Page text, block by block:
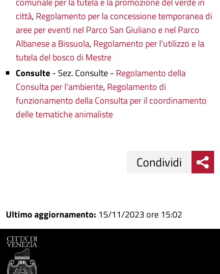
città, Regolamento per la concessione temporanea di
aree per eventi nel Parco San Giuliano e nel Parco
Albanese a Bissuola, Regolamento per l'utilizzo e la
tutela del bosco di Mestre
Consulte- Sez. Consulte - Regolamento della
Consulta per l'ambiente, Regolamento di
funzionamento della Consulta per il coordinamento
delle tematiche animaliste
su
Facebook
Condividi
su
Condividi
Condividi
Ultimo aggiornamento: 15/11/2023 ore 15:02